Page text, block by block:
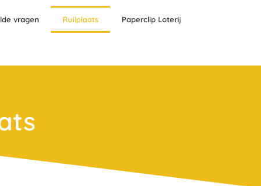
vragen Ruilplaats Paperclip Loterij